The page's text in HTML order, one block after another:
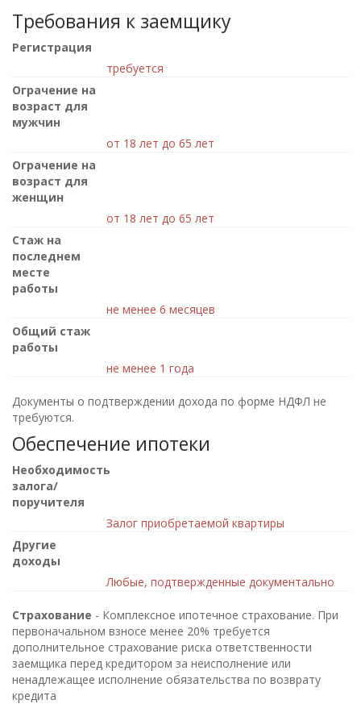
Требования к заемщику
Регистрация
требуется
Ограчение на
возраст для
мужчин
от 18 лет до 65 лет
Ограчение на
возраст для
женщин
от 18 лет до 65 лет
Стаж на
последнем
месте
работы
не менее 6 месяцев
Общий стаж
работы
не менее 1 года
Документы о подтверждении дохода по форме НДФЛ не
требуются.
Обеспечение ипотеки
Необходимость
залога/
поручителя
Залог приобретаемой квартиры
Другие
доходы
Любые, подтвержденные документально
Страхование - Комплексное ипотечное страхование. При
первоначальном взносе менее 20% требуется
дополнительное страхование риска ответственности
заемщика перед кредитором за неисполнение или
ненадлежащее исполнение обязательства по возврату
кредита